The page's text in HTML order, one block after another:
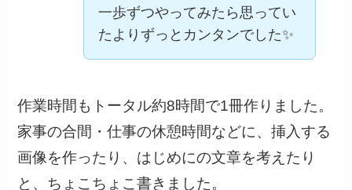
一歩ずつやってみたら思ってい
たよりずっとカンタンでした✨
作業時間もトータル約8時間で1冊作りました。
家事の合間・仕事の休憩時間などに、挿入する
画像を作ったり、はじめにの文章を考えたり
と、ちょこちょこ書きました。